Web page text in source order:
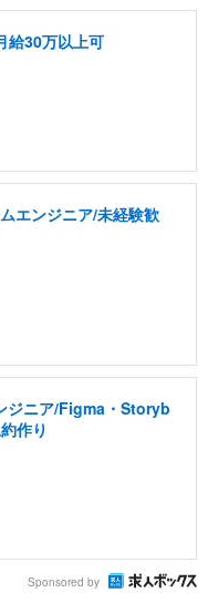
給30万以上可
エンジニア/未経験歓
ジニア/Figma・Storyb
作り
Sponsored by